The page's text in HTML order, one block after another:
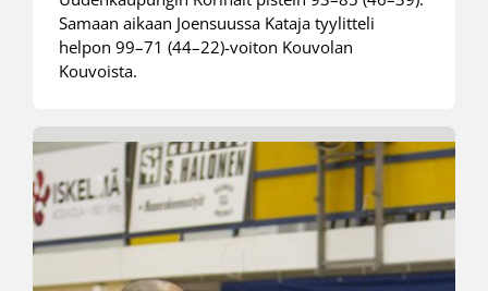
Samaan aikaan Joensuussa Kataja tyylitteli
helpon 99–71 (44–22)-voiton Kouvolan
Kouvoista.